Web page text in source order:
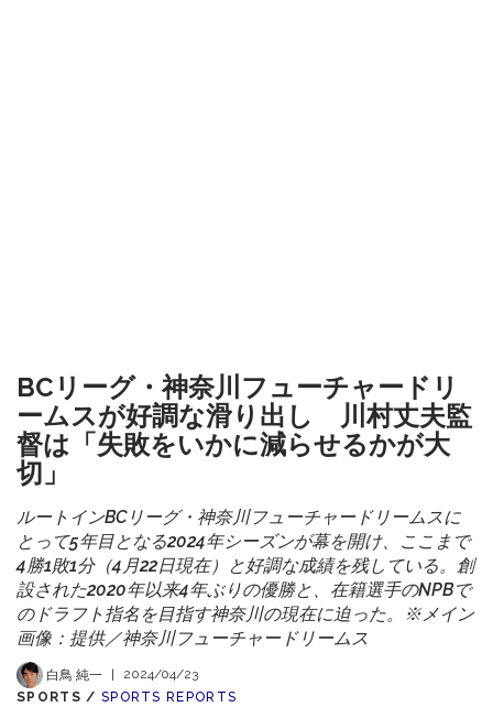
BCリーグ・神奈川フューチャードリ
ームスが好調な滑り出し 川村丈夫監
督は「失敗をいかに減らせるかが大
切」
ルートインBCリーグ・神奈川フューチャードリームスに
とって5年目となる2024年シーズンが幕を開け、ここまで
4勝1敗1分（4月22日現在）と好調な成績を残している。創
設された2020年以来4年ぶりの優勝と、在籍選手のNPBで
のドラフト指名を目指す神奈川の現在に迫った。※メイン
画像：提供／神奈川フューチャードリームス
白鳥 純一 |
2024/04/23
SPORTS / SPORTS REPORTS